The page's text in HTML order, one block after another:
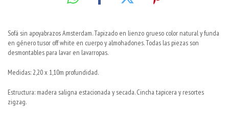
Sofá sin apoyabrazos Amsterdam. Tapizado en lienzo grueso color natural y funda
en género tusor off white en cuerpo y almohadones. Todas las piezas son
desmontables para lavar en lavarropas.
Medidas: 2,20 x 1,10m profundidad.
Estructura: madera saligna estacionada y secada. Cincha tapicera y resortes
zigzag.